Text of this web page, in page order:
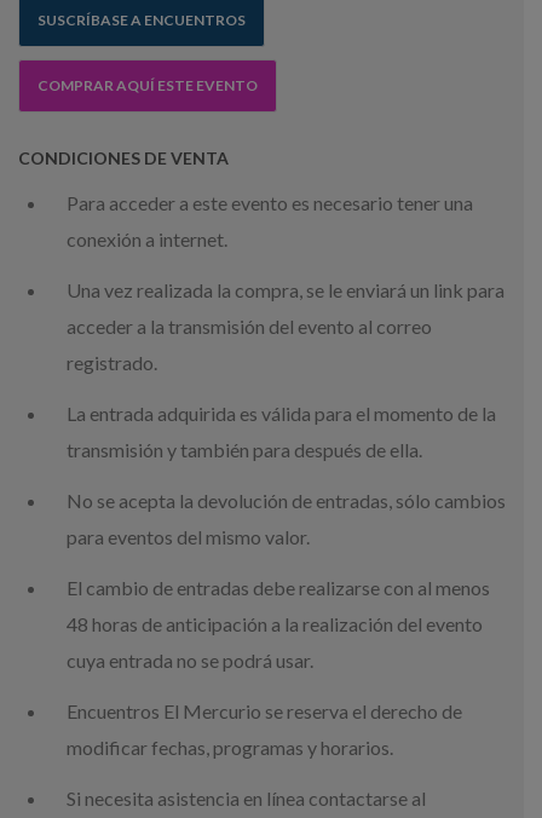
SUSCRÍBASE A ENCUENTROS
COMPRAR AQUÍ ESTE EVENTO
CONDICIONES DE VENTA
Para acceder a este evento es necesario tener una
conexión a internet.
Una vez realizada la compra, se le enviará un link para
acceder a la transmisión del evento al correo
registrado.
La entrada adquirida es válida para el momento de la
transmisión y también para después de ella.
No se acepta la devolución de entradas, sólo cambios
para eventos del mismo valor.
El cambio de entradas debe realizarse con al menos
48 horas de anticipación a la realización del evento
cuya entrada no se podrá usar.
Encuentros El Mercurio se reserva el derecho de
modificar fechas, programas y horarios.
Si necesita asistencia en línea contactarse al